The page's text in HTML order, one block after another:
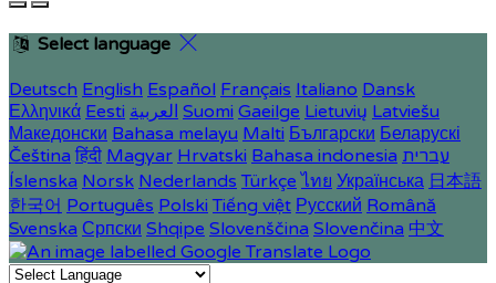
Select language
Deutsch English Español Français Italiano Dansk
Ελληνικά Eesti العربية Suomi Gaeilge Lietuvių Latviešu
Македонски Bahasa melayu Malti Български Беларускі
Čeština हिंदी Magyar Hrvatski Bahasa indonesia עברית
Íslenska Norsk Nederlands Türkçe ไทย Українська 日本語
한국어 Português Polski Tiếng việt Русский Română
Svenska Српски Shqipe Slovenščina Slovenčina 中文